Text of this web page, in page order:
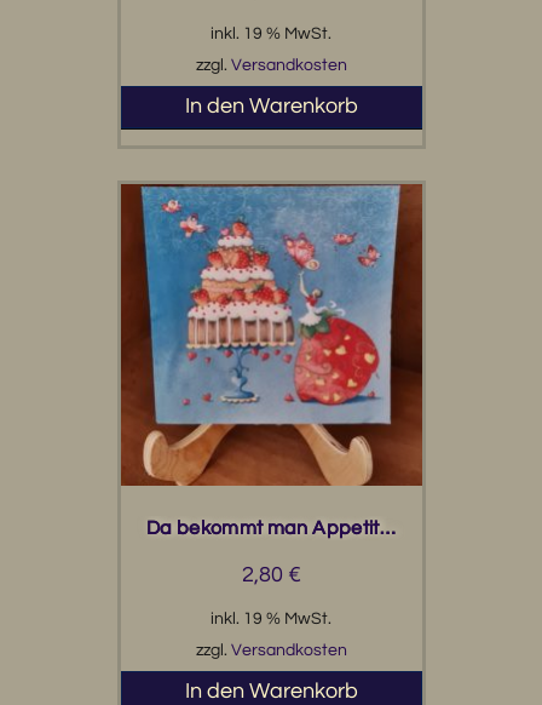
inkl. 19 % MwSt.
zzgl. Versandkosten
In den Warenkorb
Da bekommt man Appetit…
2,80 €
inkl. 19 % MwSt.
zzgl. Versandkosten
In den Warenkorb